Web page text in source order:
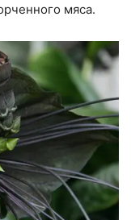
мяса.